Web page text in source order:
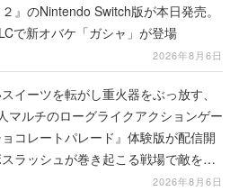
』のNintendo Switch版が本日発売。
で新オバケ「ガシャ」が登場
2026年8月6日
イーツを転がし重火器をぶっ放す、
マルチのローグライクアクションゲー
コレートパレード』体験版が配信開
ラッシュが巻き起こる戦場で敵を倒
インを集めてスコアを競い合え2026年8月6日